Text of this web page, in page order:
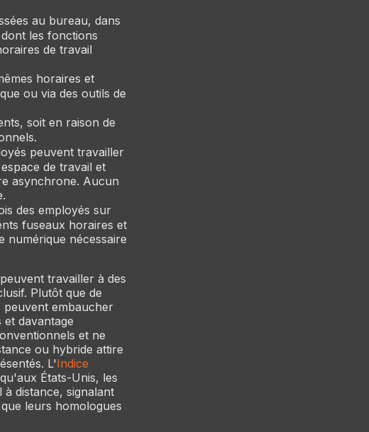
au bureau, dans
les fonctions
de travail
horaires et
ou via des outils de
soit en raison de
peuvent travailler
de travail et
asynchrone. Aucun
des employés sur
fuseaux horaires et
numérique nécessaire
travailler à des
Plutôt que de
embaucher
davantage
et ne
ou hybride attire
L'Indice
États-Unis, les
distance, signalant
leurs homologues